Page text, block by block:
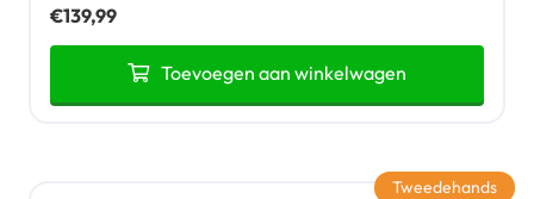
€139,99
Toevoegen aan winkelwagen
Tweedehands